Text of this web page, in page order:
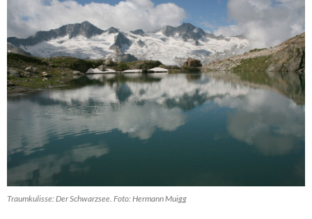
Traumkulisse: Der Schwarzsee. Foto: Hermann Muigg